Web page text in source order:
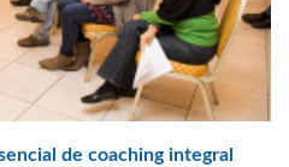
de coaching integral